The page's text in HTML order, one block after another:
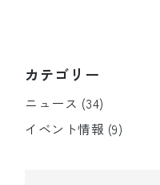
カテゴリー
ニュース (34)
イベント情報 (9)